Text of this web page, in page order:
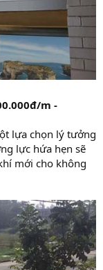
m -
lựa chọn lý tưởng
lực hứa hẹn sẽ
mới cho không